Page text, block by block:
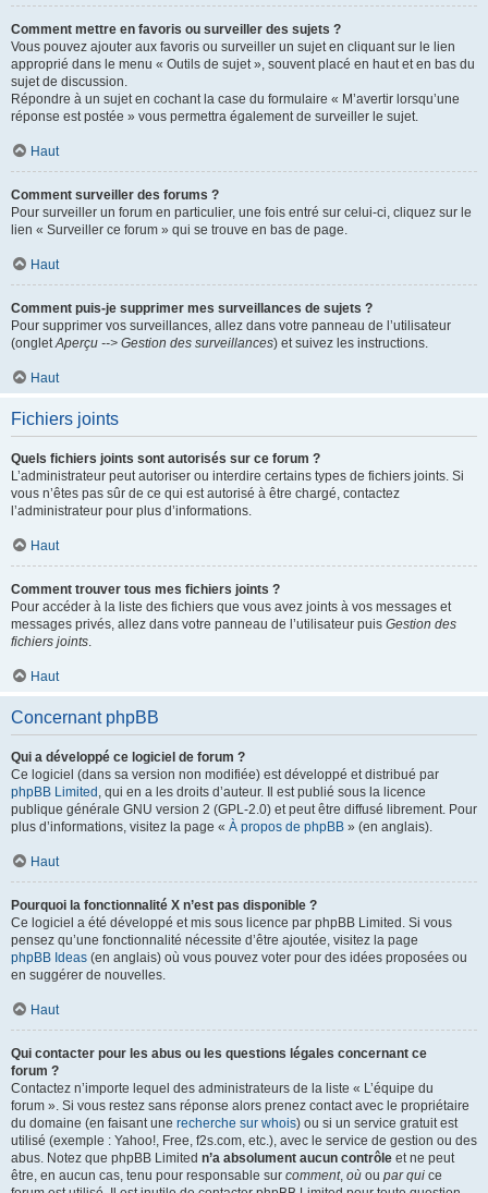
Comment mettre en favoris ou surveiller des sujets ?
Vous pouvez ajouter aux favoris ou surveiller un sujet en cliquant sur le lien
approprié dans le menu « Outils de sujet », souvent placé en haut et en bas du
sujet de discussion.
Répondre à un sujet en cochant la case du formulaire « M’avertir lorsqu’une
réponse est postée » vous permettra également de surveiller le sujet.
Haut
Comment surveiller des forums ?
Pour surveiller un forum en particulier, une fois entré sur celui-ci, cliquez sur le
lien « Surveiller ce forum » qui se trouve en bas de page.
Haut
Comment puis-je supprimer mes surveillances de sujets ?
Pour supprimer vos surveillances, allez dans votre panneau de l’utilisateur
(ongletAperçu --> Gestion des surveillances) et suivez les instructions.
Haut
Fichiers joints
Quels fichiers joints sont autorisés sur ce forum ?
L’administrateur peut autoriser ou interdire certains types de fichiers joints. Si
vous n’êtes pas sûr de ce qui est autorisé à être chargé, contactez
l’administrateur pour plus d’informations.
Haut
Comment trouver tous mes fichiers joints ?
Pour accéder à la liste des fichiers que vous avez joints à vos messages et
messages privés, allez dans votre panneau de l’utilisateur puis Gestion des
fichiers joints.
Haut
Concernant phpBB
Qui a développé ce logiciel de forum ?
Ce logiciel (dans sa version non modifiée) est développé et distribué par
phpBB Limited , qui en a les droits d’auteur. Il est publié sous la licence
publique générale GNU version 2 (GPL-2.0) et peut être diffusé librement. Pour
plus d’informations, visitez la page « À propos de phpBB » (en anglais).
Haut
Pourquoi la fonctionnalité X n’est pas disponible ?
Ce logiciel a été développé et mis sous licence par phpBB Limited. Si vous
pensez qu’une fonctionnalité nécessite d’être ajoutée, visitez la page
phpBB Ideas (en anglais) où vous pouvez voter pour des idées proposées ou
en suggérer de nouvelles.
Haut
Qui contacter pour les abus ou les questions légales concernant ce
forum ?
Contactez n’importe lequel des administrateurs de la liste « L’équipe du
forum ». Si vous restez sans réponse alors prenez contact avec le propriétaire
du domaine (en faisant une recherche sur whois) ou si un service gratuit est
utilisé (exemple : Yahoo!, Free, f2s.com, etc.), avec le service de gestion ou des
abus. Notez que phpBB Limited n’a absolument aucun contrôle et ne peut
être, en aucun cas, tenu pour responsable sur comment, où ou par qui ce